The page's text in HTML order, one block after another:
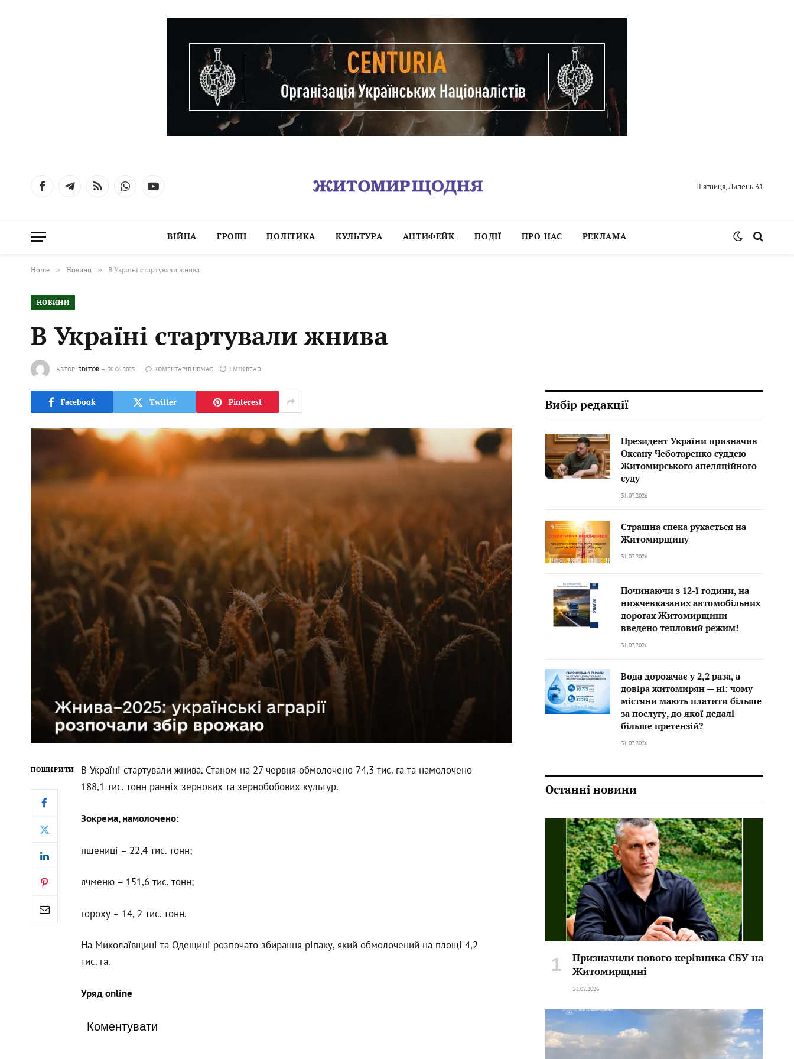
FacebookTelegramRSS WhatsAppYouTube П’ятниця, Липень 31
ВІЙНА ГРОШІ ПОЛІТИКА КУЛЬТУРА АНТИФЕЙК ПОДІЇ ПРО НАС РЕКЛАМА
Home » Новини » В Україні стартували жнива
НОВИНИ
В Україні стартували жнива
АВТОР:EDITOR 30.06.2025 КОМЕНТАРІВ НЕМАЄ 1 MIN READ
Facebook Twitter Pinterest
ПОШИРИТИ
В Україні стартували жнива. Станом на 27 червня обмолочено 74,3 тис. га та намолочено
188,1 тис. тонн ранніх зернових та зернобобових культур.
Зокрема, намолочено:
пшениці – 22,4 тис. тонн;
ячменю – 151,6 тис. тонн;
гороху – 14, 2 тис. тонн.
На Миколаївщині та Одещині розпочато збирання ріпаку, який обмолочений на площі 4,2
тис. га.
Уряд online
Коментувати
Вибір редакції
Президент України призначив
Оксану Чеботаренко суддею
Житомирського апеляційного
суду
31.07.2026
Страшна спека рухається на
Житомирщину
31.07.2026
Починаючи з 12-ї години, на
нижчевказаних автомобільних
дорогах Житомирщини
введено тепловий режим!
31.07.2026
Вода дорожчає у 2,2 раза, а
довіра житомирян — ні: чому
містяни мають платити більше
за послугу, до якої дедалі
більше претензій?
31.07.2026
Останні новини
Призначили нового керівника СБУ на
Житомирщині
31.07.2026